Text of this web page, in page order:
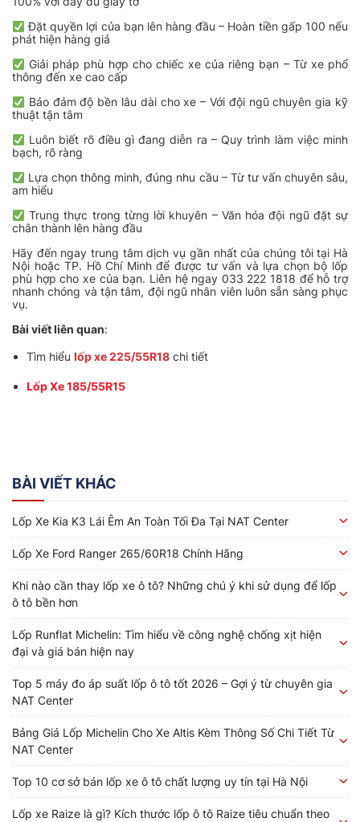
Đặt quyền lợi của bạn lên hàng đầu – Hoàn tiền gấp 100 nếu
phát hiện hàng giả
Giải pháp phù hợp cho chiếc xe của riêng bạn – Từ xe phổ
thông đến xe cao cấp
Bảo đảm độ bền lâu dài cho xe – Với đội ngũ chuyên gia kỹ
thuật tận tâm
Luôn biết rõ điều gì đang diễn ra – Quy trình làm việc minh
bạch, rõ ràng
Lựa chọn thông minh, đúng nhu cầu – Từ tư vấn chuyên sâu,
am hiểu
Trung thực trong từng lời khuyên – Văn hóa đội ngũ đặt sự
chân thành lên hàng đầu
Hãy đến ngay trung tâm dịch vụ gần nhất của chúng tôi tại Hà
Nội hoặc TP. Hồ Chí Minh để được tư vấn và lựa chọn bộ lốp
phù hợp cho xe của bạn. Liên hệ ngay 033 222 1818 để hỗ trợ
nhanh chóng và tận tâm, đội ngũ nhân viên luôn sẵn sàng phục
vụ.
Bài viết liên quan:
Tìm hiểulốp xe 225/55R18 chi tiết
Lốp Xe 185/55R15
BÀI VIẾT KHÁC
Lốp Xe Kia K3 Lái Êm An Toàn Tối Đa Tại NAT Center
Lốp Xe Ford Ranger 265/60R18 Chính Hãng
Khi nào cần thay lốp xe ô tô? Những chú ý khi sử dụng để lốp
ô tô bền hơn
Lốp Runflat Michelin: Tìm hiểu về công nghệ chống xịt hiện
đại và giá bán hiện nay
Top 5 máy đo áp suất lốp ô tô tốt 2026 – Gợi ý từ chuyên gia
NAT Center
Bảng Giá Lốp Michelin Cho Xe Altis Kèm Thông Số Chi Tiết Từ
NAT Center
Top 10 cơ sở bán lốp xe ô tô chất lượng uy tín tại Hà Nội
Lốp xe Raize là gì? Kích thước lốp ô tô Raize tiêu chuẩn theo